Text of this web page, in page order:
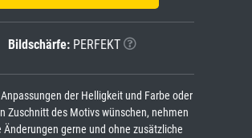
Bildschärfe: PERFEKT
der Helligkeit und Farbe oder
Zuschnitt des Motivs wünschen, nehmen
Änderungen gerne und ohne zusätzliche